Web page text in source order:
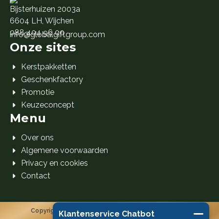
Bijsterhuizen 2003a
6604 LH, Wijchen
088 404 96 00
info@globalgiftgroup.com
Onze sites
Kerstpakketten
Geschenkfactory
Promotie
Keuzeconcept
Menu
Over ons
Algemene voorwaarden
Privacy en cookies
Contact
Copyright 2026 Global Gift Group B.V. © Alle rechten
Klantenservice Chatbot